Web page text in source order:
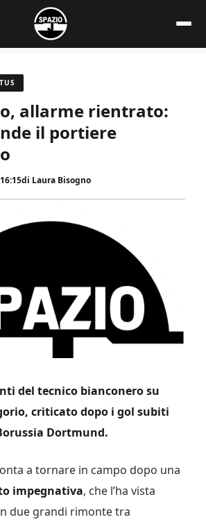
allarme rientrato:
il portiere
di Laura Bisogno
del tecnico bianconero su
criticato dopo i gol subiti
Dortmund.
a tornare in campo dopo una
impegnativa, che l’ha vista
due grandi rimonte tra